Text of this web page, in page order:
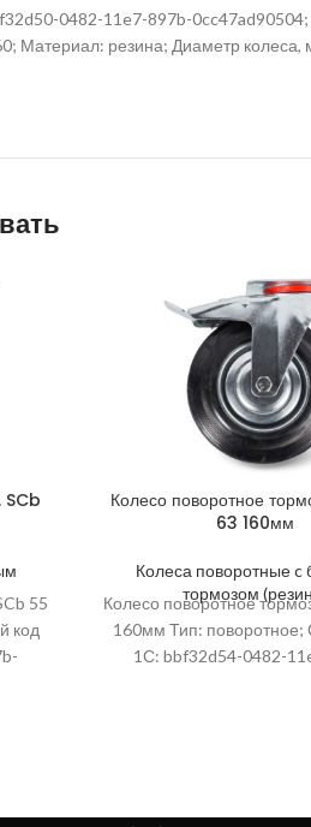
0482-11e7-897b-
Материал: резина; Диаметр
SCb
55
код
Колесо поворотное
63 160мм
Колеса поворотные c
тормозом
Колесо поворотное
160мм Тип: поворотное;
1С: bbf32d54-0482-